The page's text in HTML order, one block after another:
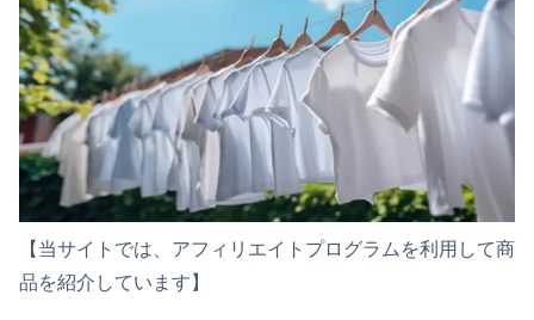
【当サイトでは、アフィリエイトプログラムを利用して商
品を紹介しています】